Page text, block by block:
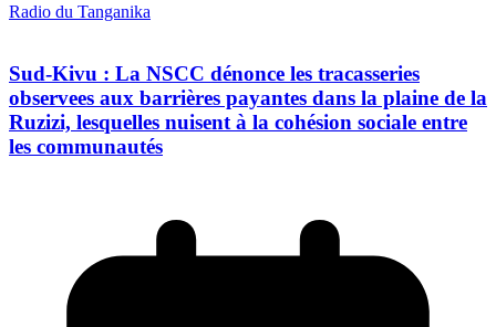
Radio du Tanganika
Sud-Kivu : La NSCC dénonce les tracasseries
observees aux barrières payantes dans la plaine de la
Ruzizi, lesquelles nuisent à la cohésion sociale entre
les communautés